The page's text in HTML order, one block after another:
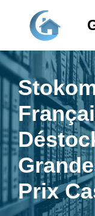
contenu
Prix